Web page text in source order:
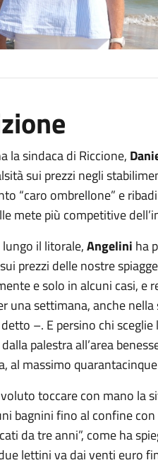
la sindaca di Riccione,
sui prezzi negli
“caro ombrellone” e
mete più competitive
il litorale,Angelini ha
prezzi delle nostre
e solo in alcuni casi, e
una settimana, anche
–. E persino chi
palestra all’area
al massimo
toccare con mano la
bagnini fino al confine
da tre anni”, come ha
lettini va dai venti euro